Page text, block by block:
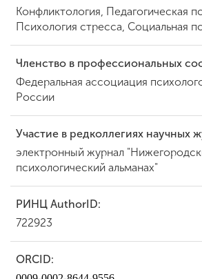
Конфликтология, Педагогическая
Психология стресса, Социальная
Членство в профессиональных
Федеральная ассоциация
России
Участие в редколлегиях научных
электронный журнал
психологический альманах"
РИНЦ AuthorID:
722923
ORCID: